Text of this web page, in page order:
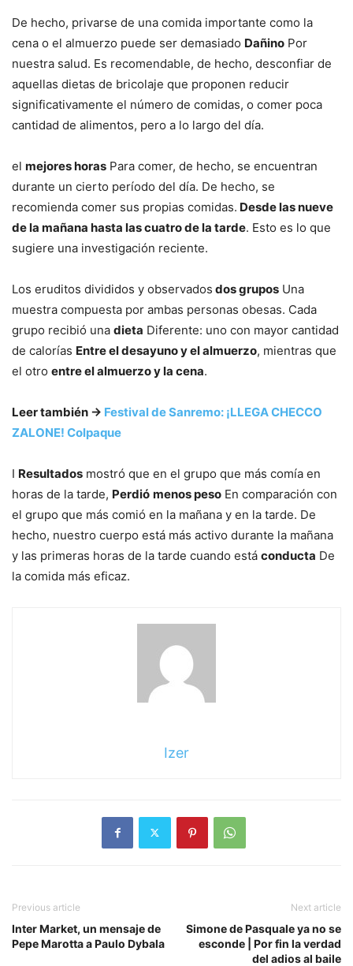
De hecho, privarse de una comida importante como la
cena o el almuerzo puede ser demasiado Dañino Por
nuestra salud. Es recomendable, de hecho, desconfiar de
aquellas dietas de bricolaje que proponen reducir
significativamente el número de comidas, o comer poca
cantidad de alimentos, pero a lo largo del día.
el mejores horas Para comer, de hecho, se encuentran
durante un cierto período del día. De hecho, se
recomienda comer sus propias comidas. Desde las nueve
de la mañana hasta las cuatro de la tarde. Esto es lo que
sugiere una investigación reciente.
Los eruditos divididos y observados dos grupos Una
muestra compuesta por ambas personas obesas. Cada
grupo recibió una dieta Diferente: uno con mayor cantidad
de calorías Entre el desayuno y el almuerzo, mientras que
el otro entre el almuerzo y la cena.
Leer también -> Festival de Sanremo: ¡LLEGA CHECCO
ZALONE! Colpaque
I Resultados mostró que en el grupo que más comía en
horas de la tarde, Perdió menos peso En comparación con
el grupo que más comió en la mañana y en la tarde. De
hecho, nuestro cuerpo está más activo durante la mañana
y las primeras horas de la tarde cuando está conducta De
la comida más eficaz.
Izer
Previous article
Inter Market, un mensaje de
Pepe Marotta a Paulo Dybala
Next article
Simone de Pasquale ya no se
esconde | Por fin la verdad
del adios al baile